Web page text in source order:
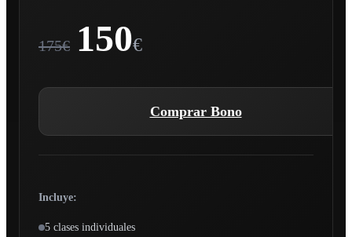
175€ 150€
Comprar Bono
Incluye:
5 clases individuales